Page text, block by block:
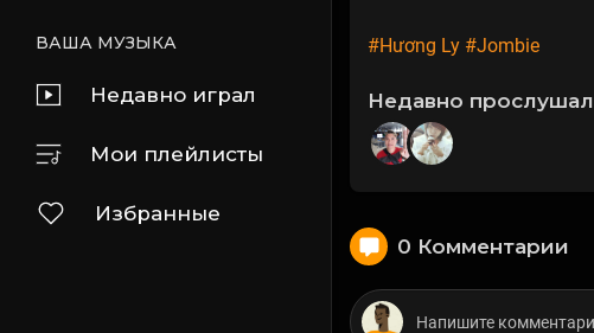
ВАША МУЗЫКА
Недавно играл
Мои плейлисты
Избранные
#Hương Ly #Jombie
Недавно прослушал
0 Комментарии